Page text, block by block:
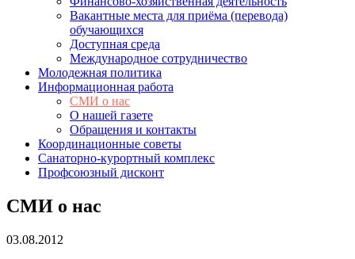
Вакантные места для приёма (перевода)
обучающихся
Доступная среда
Международное сотрудничество
Молодежная политика
Информационная работа
СМИ о нас
О нашей газете
Обращения и контакты
Координационные советы
Санаторно-курортный комплекс
Профсоюзный дисконт
СМИ о нас
03.08.2012